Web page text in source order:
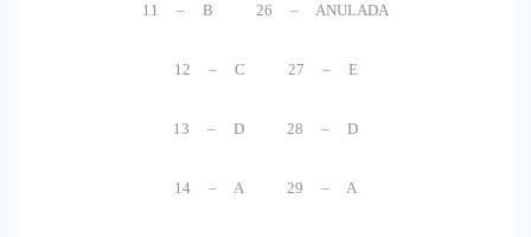
11 – B 26 – ANULADA
12 – C 27 – E
13 – D 28 – D
14 – A 29 – A